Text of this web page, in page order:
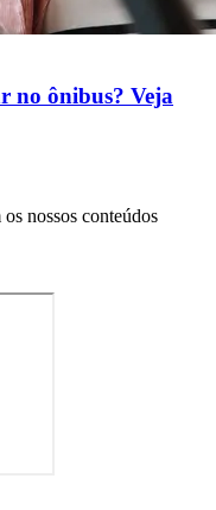
no ônibus? Veja
nossos conteúdos